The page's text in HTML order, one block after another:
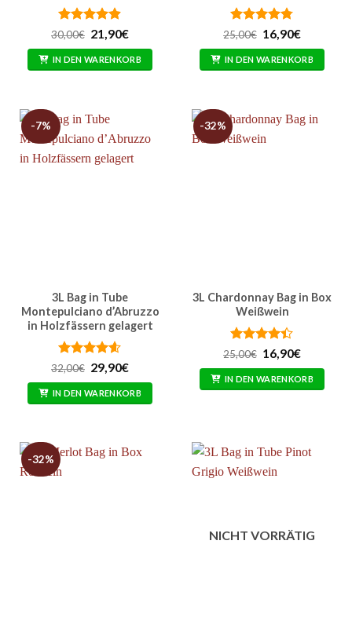
Bewertet
von 5
30,00€ Ursprünglicher
war:
30,00€
21,90€Aktueller
ist:
21,90€.
IN DEN WARENKORB
Bewertet
von 5
25,00€ Ursprünglicher
war:
25,00€
16,90€Aktueller
ist:
16,90€.
IN DEN WARENKORB
-7%
3L Bag in Tube
Montepulciano d’Abruzzo
in Holzfässern gelagert
Bewertet
von 5
32,00€ Ursprünglicher
Preis
war:
32,00€
29,90€Aktueller
ist:
29,90€.
IN DEN WARENKORB
-32%
3L Chardonnay Bag in Box
Weißwein
Bewertet
von 5
25,00€ Ursprünglicher
Preis
war:
25,00€
16,90€Aktueller
ist:
16,90€.
IN DEN WARENKORB
-32%
NICHT VORRÄTIG